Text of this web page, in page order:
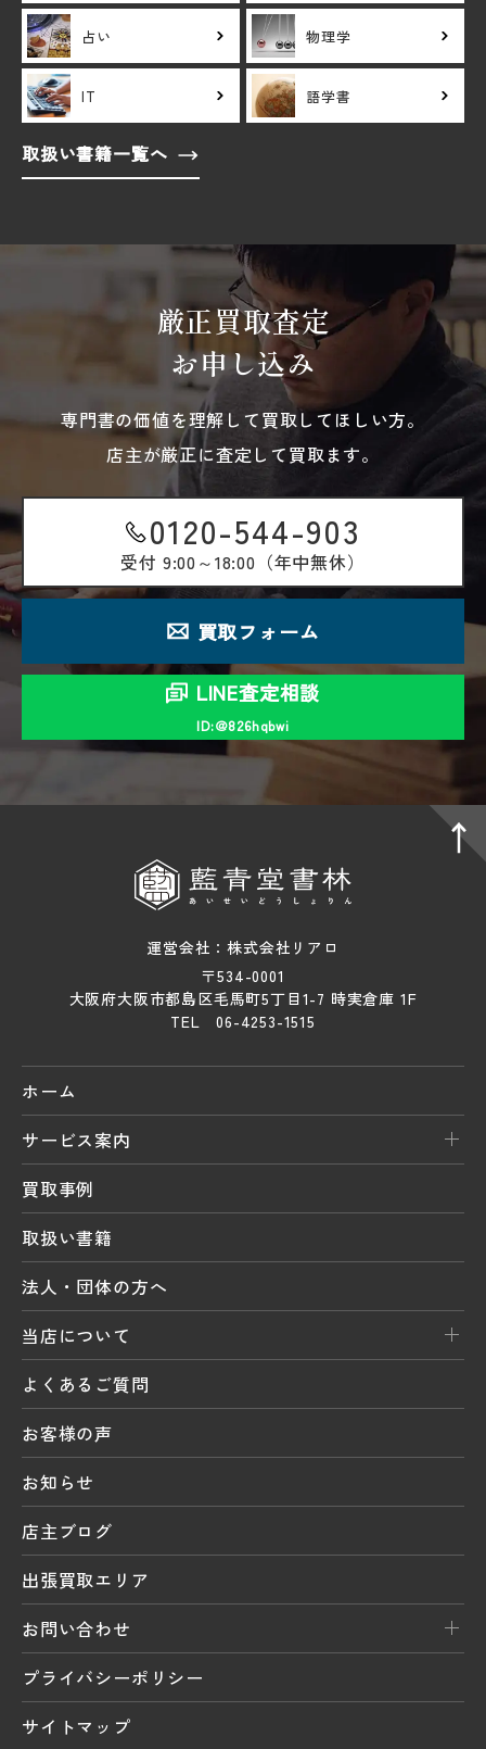
占い 物理学
IT 語学書
取扱い書籍一覧へ
厳正買取査定
お申し込み
専門書の価値を理解して買取してほしい方。
店主が厳正に査定して買取ます。
0120-544-903
受付 9:00～18:00（年中無休）
買取フォーム
LINE査定相談
ID:＠826hqbwi
運営会社：株式会社リアロ
〒534-0001
大阪府大阪市都島区毛馬町5丁目1-7 時実倉庫 1F
TEL 06-4253-1515
ホーム
サービス案内
買取事例
取扱い書籍
法人・団体の方へ
当店について
よくあるご質問
お客様の声
お知らせ
店主ブログ
出張買取エリア
お問い合わせ
プライバシーポリシー
サイトマップ